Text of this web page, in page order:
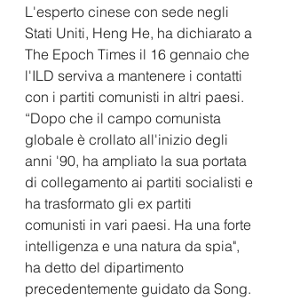
L'esperto cinese con sede negli
Stati Uniti, Heng He, ha dichiarato a
The Epoch Times il 16 gennaio che
l'ILD serviva a mantenere i contatti
con i partiti comunisti in altri paesi.
“Dopo che il campo comunista
globale è crollato all'inizio degli
anni '90, ha ampliato la sua portata
di collegamento ai partiti socialisti e
ha trasformato gli ex partiti
comunisti in vari paesi. Ha una forte
intelligenza e una natura da spia",
ha detto del dipartimento
precedentemente guidato da Song.